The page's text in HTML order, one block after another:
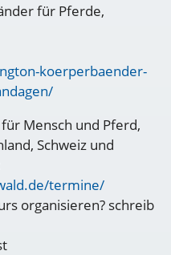
für Pferde,
koerperbaender-
Mensch und Pferd,
Schweiz und
termine/
organisieren? schreib